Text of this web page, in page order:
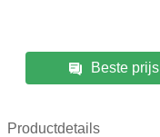
Beste prijs
Productdetails